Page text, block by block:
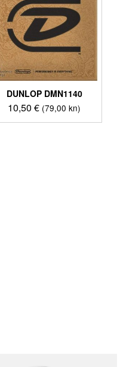
DUNLOP DMN1140
10,50€ (79,00 kn)